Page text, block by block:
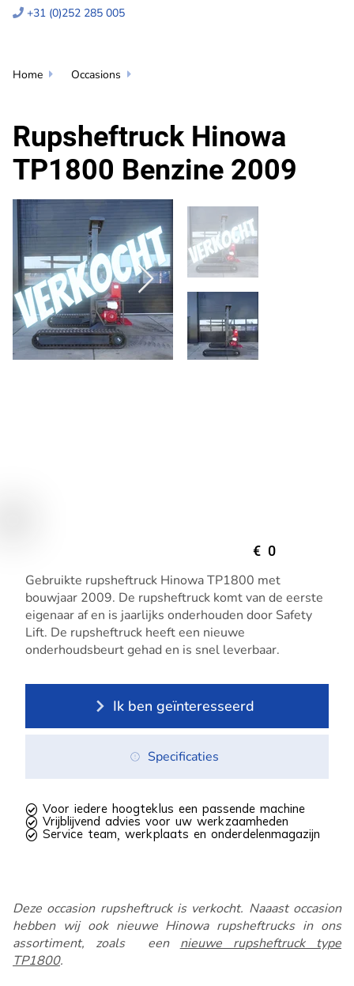
 +31 (0)252 285 005
Home  Occasions 
Gebruikte rupsheftruck Hinowa TP1800 met
bouwjaar 2009. De rupsheftruck komt van de eerste
eigenaar af en is jaarlijks onderhouden door Safety
Lift. De rupsheftruck heeft een nieuwe
onderhoudsbeurt gehad en is snel leverbaar.
 Voor iedere hoogteklus een passende machine
 Vrijblijvend advies voor uw werkzaamheden
 Service team, werkplaats en onderdelenmagazijn
Ik ben geïnteresseerd
Specificaties
0
€
Rupsheftruck Hinowa
TP1800 Benzine 2009
Deze occasion rupsheftruck is verkocht. Naaast occasion
hebben wij ook nieuwe Hinowa rupsheftrucks in ons
assortiment, zoals een nieuwe rupsheftruck type
TP1800.